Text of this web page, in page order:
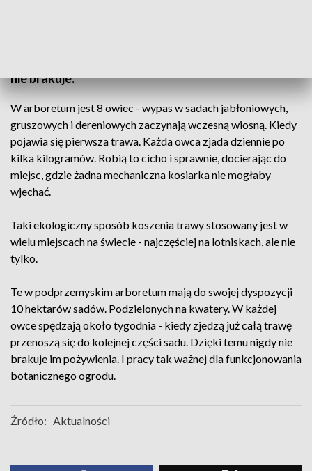
nie brakuje.
W arboretum jest 8 owiec - wypas w sadach jabłoniowych,
gruszowych i dereniowych zaczynają wczesną wiosną. Kiedy
pojawia się pierwsza trawa. Każda owca zjada dziennie po
kilka kilogramów. Robią to cicho i sprawnie, docierając do
miejsc, gdzie żadna mechaniczna kosiarka nie mogłaby
wjechać.
Taki ekologiczny sposób koszenia trawy stosowany jest w
wielu miejscach na świecie - najczęściej na lotniskach, ale nie
tylko.
Te w podprzemyskim arboretum mają do swojej dyspozycji
10 hektarów sadów. Podzielonych na kwatery. W każdej
owce spędzają około tygodnia - kiedy zjedzą już całą trawę
przenoszą się do kolejnej części sadu. Dzięki temu nigdy nie
brakuje im pożywienia. I pracy tak ważnej dla funkcjonowania
botanicznego ogrodu.
Źródło: Aktualności